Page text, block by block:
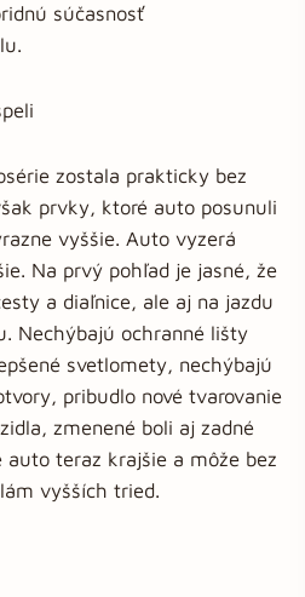
súčasnosť
zostala prakticky bez
prvky, ktoré auto posunuli
vyššie. Auto vyzerá
Na prvý pohľad je jasné, že
a diaľnice, ale aj na jazdu
Nechýbajú ochranné lišty
svetlomety, nechýbajú
pribudlo nové tvarovanie
zmenené boli aj zadné
auto teraz krajšie a môže bez
vyšších tried.